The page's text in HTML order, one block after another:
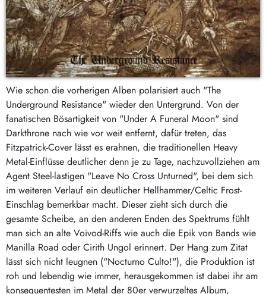
Wie schon die vorherigen Alben polarisiert auch "The
Underground Resistance" wieder den Untergrund. Von der
fanatischen Bösartigkeit von "Under A Funeral Moon" sind
Darkthrone nach wie vor weit entfernt, dafür treten, das
Fitzpatrick-Cover lässt es erahnen, die traditionellen Heavy
Metal-Einflüsse deutlicher denn je zu Tage, nachzuvollziehen am
Agent Steel-lastigen "Leave No Cross Unturned", bei dem sich
im weiteren Verlauf ein deutlicher Hellhammer/Celtic Frost-
Einschlag bemerkbar macht. Dieser zieht sich durch die
gesamte Scheibe, an den anderen Enden des Spektrums fühlt
man sich an alte Voivod-Riffs wie auch die Epik von Bands wie
Manilla Road oder Cirith Ungol erinnert. Der Hang zum Zitat
lässt sich nicht leugnen ("Nocturno Culto!"), die Produktion ist
roh und lebendig wie immer, herausgekommen ist dabei ihr am
konsequentesten im Metal der 80er verwurzeltes Album,